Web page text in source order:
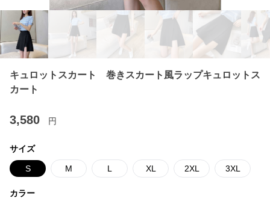
キュロットスカート 巻きスカート風ラップキュロットス
カート
3,580 円
サイズ
S M L XL 2XL 3XL
カラー